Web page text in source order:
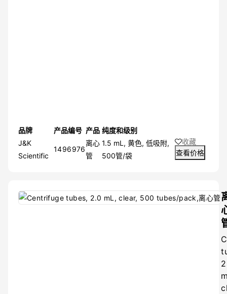
品牌 产品编号 产品 纯度和级别
J&K
Scientific
1496976
离心
管
1.5 mL, 黄色, 低吸附,
500管/袋
收藏
查看价格